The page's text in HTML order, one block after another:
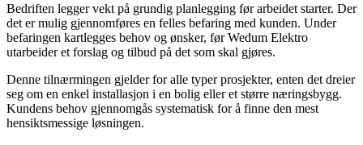
Bedriften legger vekt på grundig planlegging før arbeidet starter. Der
det er mulig gjennomføres en felles befaring med kunden. Under
befaringen kartlegges behov og ønsker, før Wedum Elektro
utarbeider et forslag og tilbud på det som skal gjøres.
Denne tilnærmingen gjelder for alle typer prosjekter, enten det dreier
seg om en enkel installasjon i en bolig eller et større næringsbygg.
Kundens behov gjennomgås systematisk for å finne den mest
hensiktsmessige løsningen.